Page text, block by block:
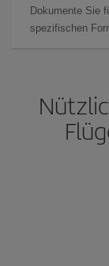
Dokumente Sie
spezifischen